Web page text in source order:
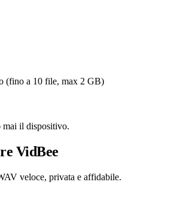
(fino a 10 file, max 2 GB)
il dispositivo.
VidBee
veloce, privata e affidabile.